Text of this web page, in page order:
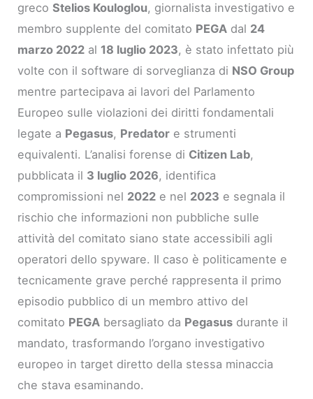
grecoStelios Kouloglou, giornalista investigativo e
membro supplente del comitato PEGA dal 24
marzo 2022 al 18 luglio 2023, è stato infettato più
volte con il software di sorveglianza di NSO Group
mentre partecipava ai lavori del Parlamento
Europeo sulle violazioni dei diritti fondamentali
legate a Pegasus, Predator e strumenti
equivalenti. L’analisi forense di Citizen Lab,
pubblicata il 3 luglio 2026, identifica
compromissioni nel 2022 e nel 2023 e segnala il
rischio che informazioni non pubbliche sulle
attività del comitato siano state accessibili agli
operatori dello spyware. Il caso è politicamente e
tecnicamente grave perché rappresenta il primo
episodio pubblico di un membro attivo del
comitato PEGA bersagliato da Pegasus durante il
mandato, trasformando l’organo investigativo
europeo in target diretto della stessa minaccia
che stava esaminando.